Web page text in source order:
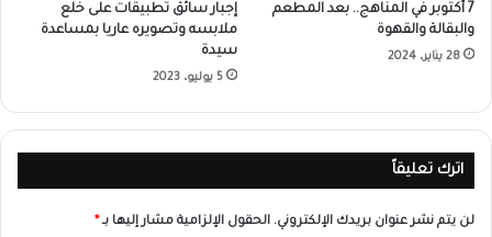
7 أكتوبر في المناهج.. بعد المطعم
والبقالة والقهوة
28 يناير، 2024
إجبار سائق تطبيقات على خلع
ملابسه وتصويره عاريا بمساعدة
سيدة
5 يوليو، 2023
اترك تعليقاً
لن يتم نشر عنوان بريدك الإلكتروني. الحقول الإلزامية مشار إليها بـ*